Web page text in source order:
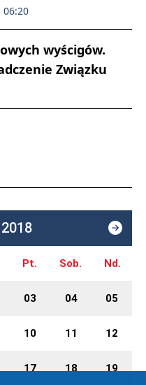
wyścigów.
Związku
Pt. Sob. Nd.
03 04 05
10 11 12
17 18 19